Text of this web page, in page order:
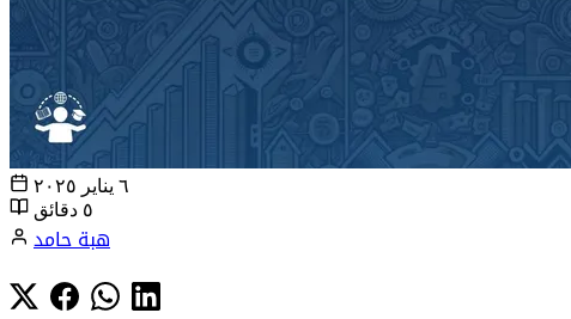
٦ يناير ٢٠٢٥
٥ دقائق
هبة حامد